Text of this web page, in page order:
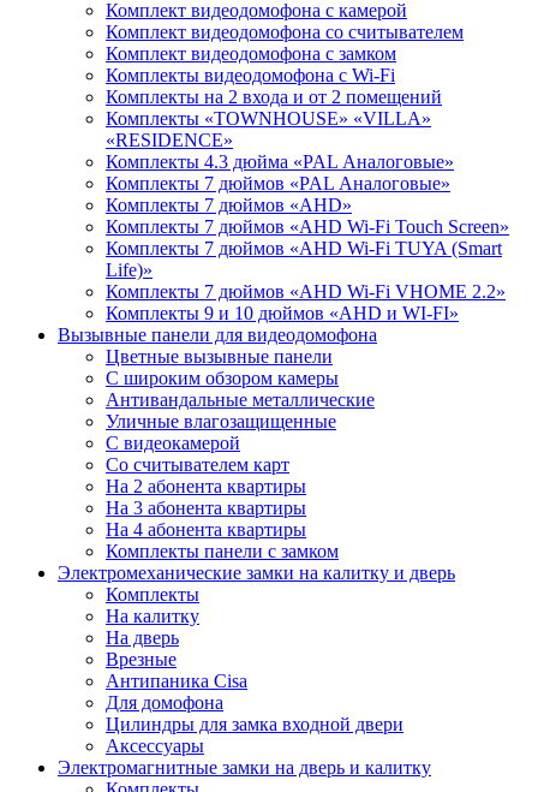
Комплект видеодомофона с камерой
Комплект видеодомофона со считывателем
Комплект видеодомофона c замком
Комплекты видеодомофона с Wi-Fi
Комплекты на 2 входа и от 2 помещений
Комплекты «TOWNHOUSE» «VILLA»
«RESIDENCE»
Комплекты 4.3 дюйма «PAL Аналоговые»
Комплекты 7 дюймов «PAL Аналоговые»
Комплекты 7 дюймов «AHD»
Комплекты 7 дюймов «AHD Wi-Fi Touch Screen»
Комплекты 7 дюймов «AHD Wi-Fi TUYA (Smart
Life)»
Комплекты 7 дюймов «AHD Wi-Fi VHOME 2.2»
Комплекты 9 и 10 дюймов «AHD и WI-FI»
Вызывные панели для видеодомофона
Цветные вызывные панели
С широким обзором камеры
Антивандальные металлические
Уличные влагозащищенные
С видеокамерой
Со считывателем карт
На 2 абонента квартиры
На 3 абонента квартиры
На 4 абонента квартиры
Комплекты панели с замком
Электромеханические замки на калитку и дверь
Комплекты
На калитку
На дверь
Врезные
Антипаника Cisa
Для домофона
Цилиндры для замка входной двери
Аксессуары
Электромагнитные замки на дверь и калитку